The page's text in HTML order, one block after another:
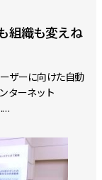
組織も変えね
ザーに向けた自動
ターネット